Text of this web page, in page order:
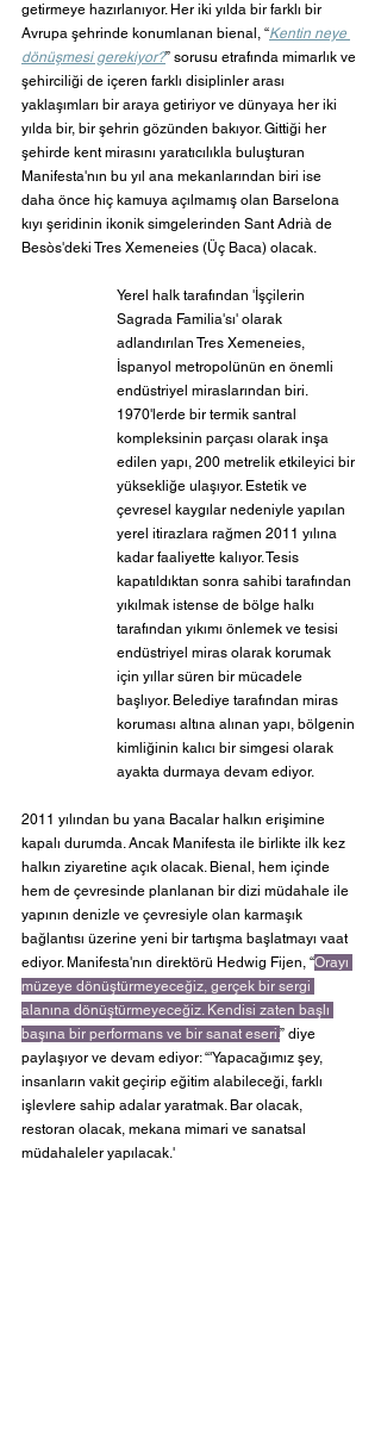
getirmeye hazırlanıyor. Her iki yılda bir farklı bir
Avrupa şehrinde konumlanan bienal, “Kentin neye
dönüşmesi gerekiyor?” sorusu etrafında mimarlık ve
şehirciliği de içeren farklı disiplinler arası
yaklaşımları bir araya getiriyor ve dünyaya her iki
yılda bir, bir şehrin gözünden bakıyor. Gittiği her
şehirde kent mirasını yaratıcılıkla buluşturan
Manifesta'nın bu yıl ana mekanlarından biri ise
daha önce hiç kamuya açılmamış olan Barselona
kıyı şeridinin ikonik simgelerinden Sant Adrià de
Besòs'deki Tres Xemeneies (Üç Baca) olacak.
Yerel halk tarafından 'İşçilerin
Sagrada Familia'sı' olarak
adlandırılan Tres Xemeneies,
İspanyol metropolünün en önemli
endüstriyel miraslarından biri.
1970'lerde bir termik santral
kompleksinin parçası olarak inşa
edilen yapı, 200 metrelik etkileyici bir
yüksekliğe ulaşıyor. Estetik ve
çevresel kaygılar nedeniyle yapılan
yerel itirazlara rağmen 2011 yılına
kadar faaliyette kalıyor. Tesis
kapatıldıktan sonra sahibi tarafından
yıkılmak istense de bölge halkı
tarafından yıkımı önlemek ve tesisi
endüstriyel miras olarak korumak
için yıllar süren bir mücadele
başlıyor. Belediye tarafından miras
koruması altına alınan yapı, bölgenin
kimliğinin kalıcı bir simgesi olarak
ayakta durmaya devam ediyor.
2011 yılından bu yana Bacalar halkın erişimine
kapalı durumda. Ancak Manifesta ile birlikte ilk kez
halkın ziyaretine açık olacak. Bienal, hem içinde
hem de çevresinde planlanan bir dizi müdahale ile
yapının denizle ve çevresiyle olan karmaşık
bağlantısı üzerine yeni bir tartışma başlatmayı vaat
ediyor. Manifesta'nın direktörü Hedwig Fijen, “Orayı
müzeye dönüştürmeyeceğiz, gerçek bir sergi
alanına dönüştürmeyeceğiz. Kendisi zaten başlı
başına bir performans ve bir sanat eseri.” diye
paylaşıyor ve devam ediyor: “'Yapacağımız şey,
insanların vakit geçirip eğitim alabileceği, farklı
işlevlere sahip adalar yaratmak. Bar olacak,
restoran olacak, mekana mimari ve sanatsal
müdahaleler yapılacak.'